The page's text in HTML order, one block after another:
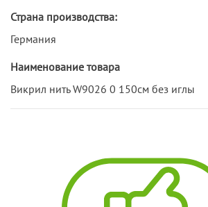
Страна производства:
Германия
Наименование товара
Викрил нить W9026 0 150см без иглы